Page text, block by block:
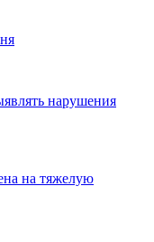
нарушения
на тяжелую